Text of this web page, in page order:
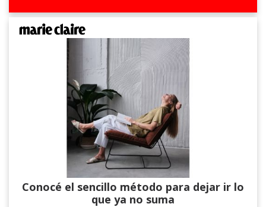
Conocé el sencillo método para dejar ir lo
que ya no suma